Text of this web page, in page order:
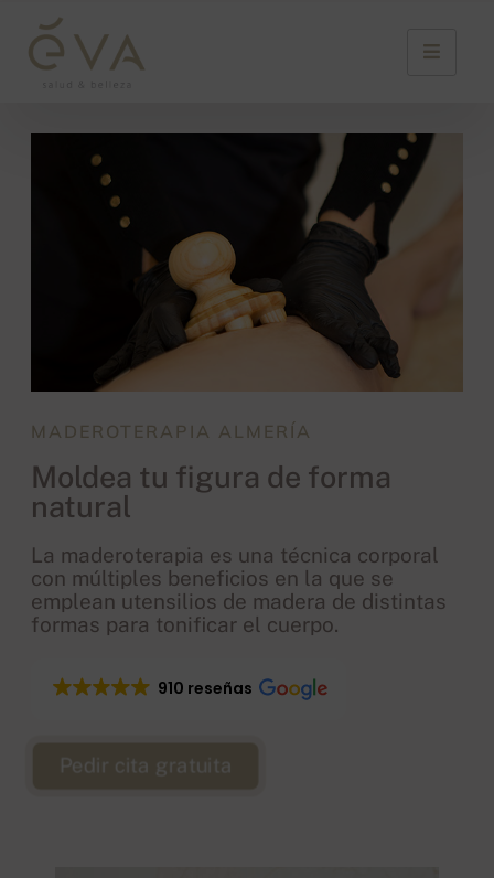
MADEROTERAPIA ALMERÍA
Moldea tu figura de forma
natural
La maderoterapia es una técnica corporal
con múltiples beneficios en la que se
emplean utensilios de madera de distintas
formas para tonificar el cuerpo.
910 reseñas
Pedir cita gratuita